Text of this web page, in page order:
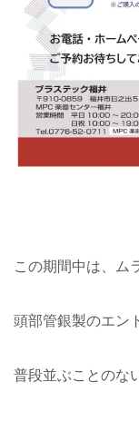
この期間中は、ム
頭部管銀製のエン
普段並ぶことのな